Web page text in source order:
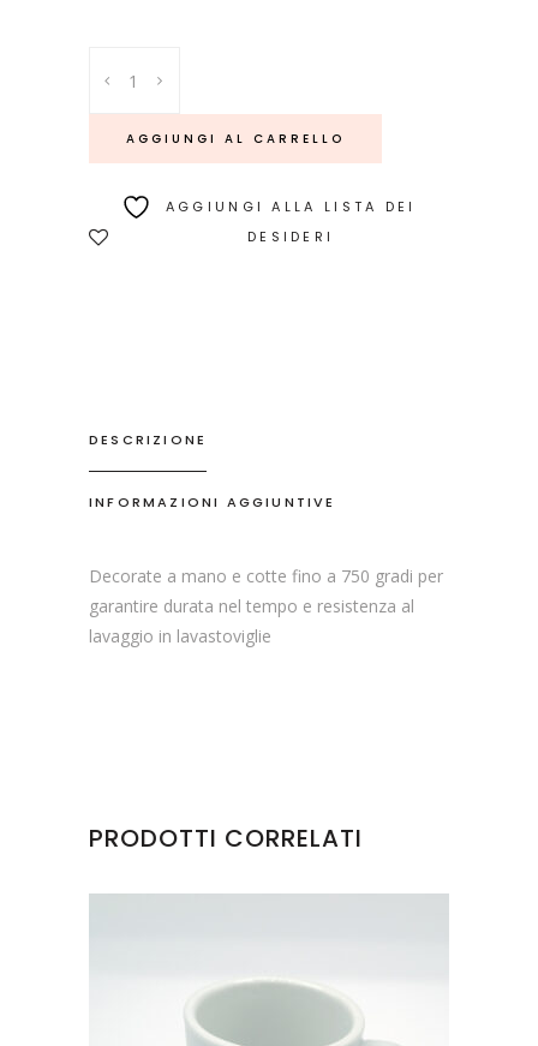
quantity
AGGIUNGI AL CARRELLO
AGGIUNGI ALLA LISTA DEI
DESIDERI
DESCRIZIONE
INFORMAZIONI AGGIUNTIVE
Decorate a mano e cotte fino a 750 gradi per
garantire durata nel tempo e resistenza al
lavaggio in lavastoviglie
PRODOTTI CORRELATI